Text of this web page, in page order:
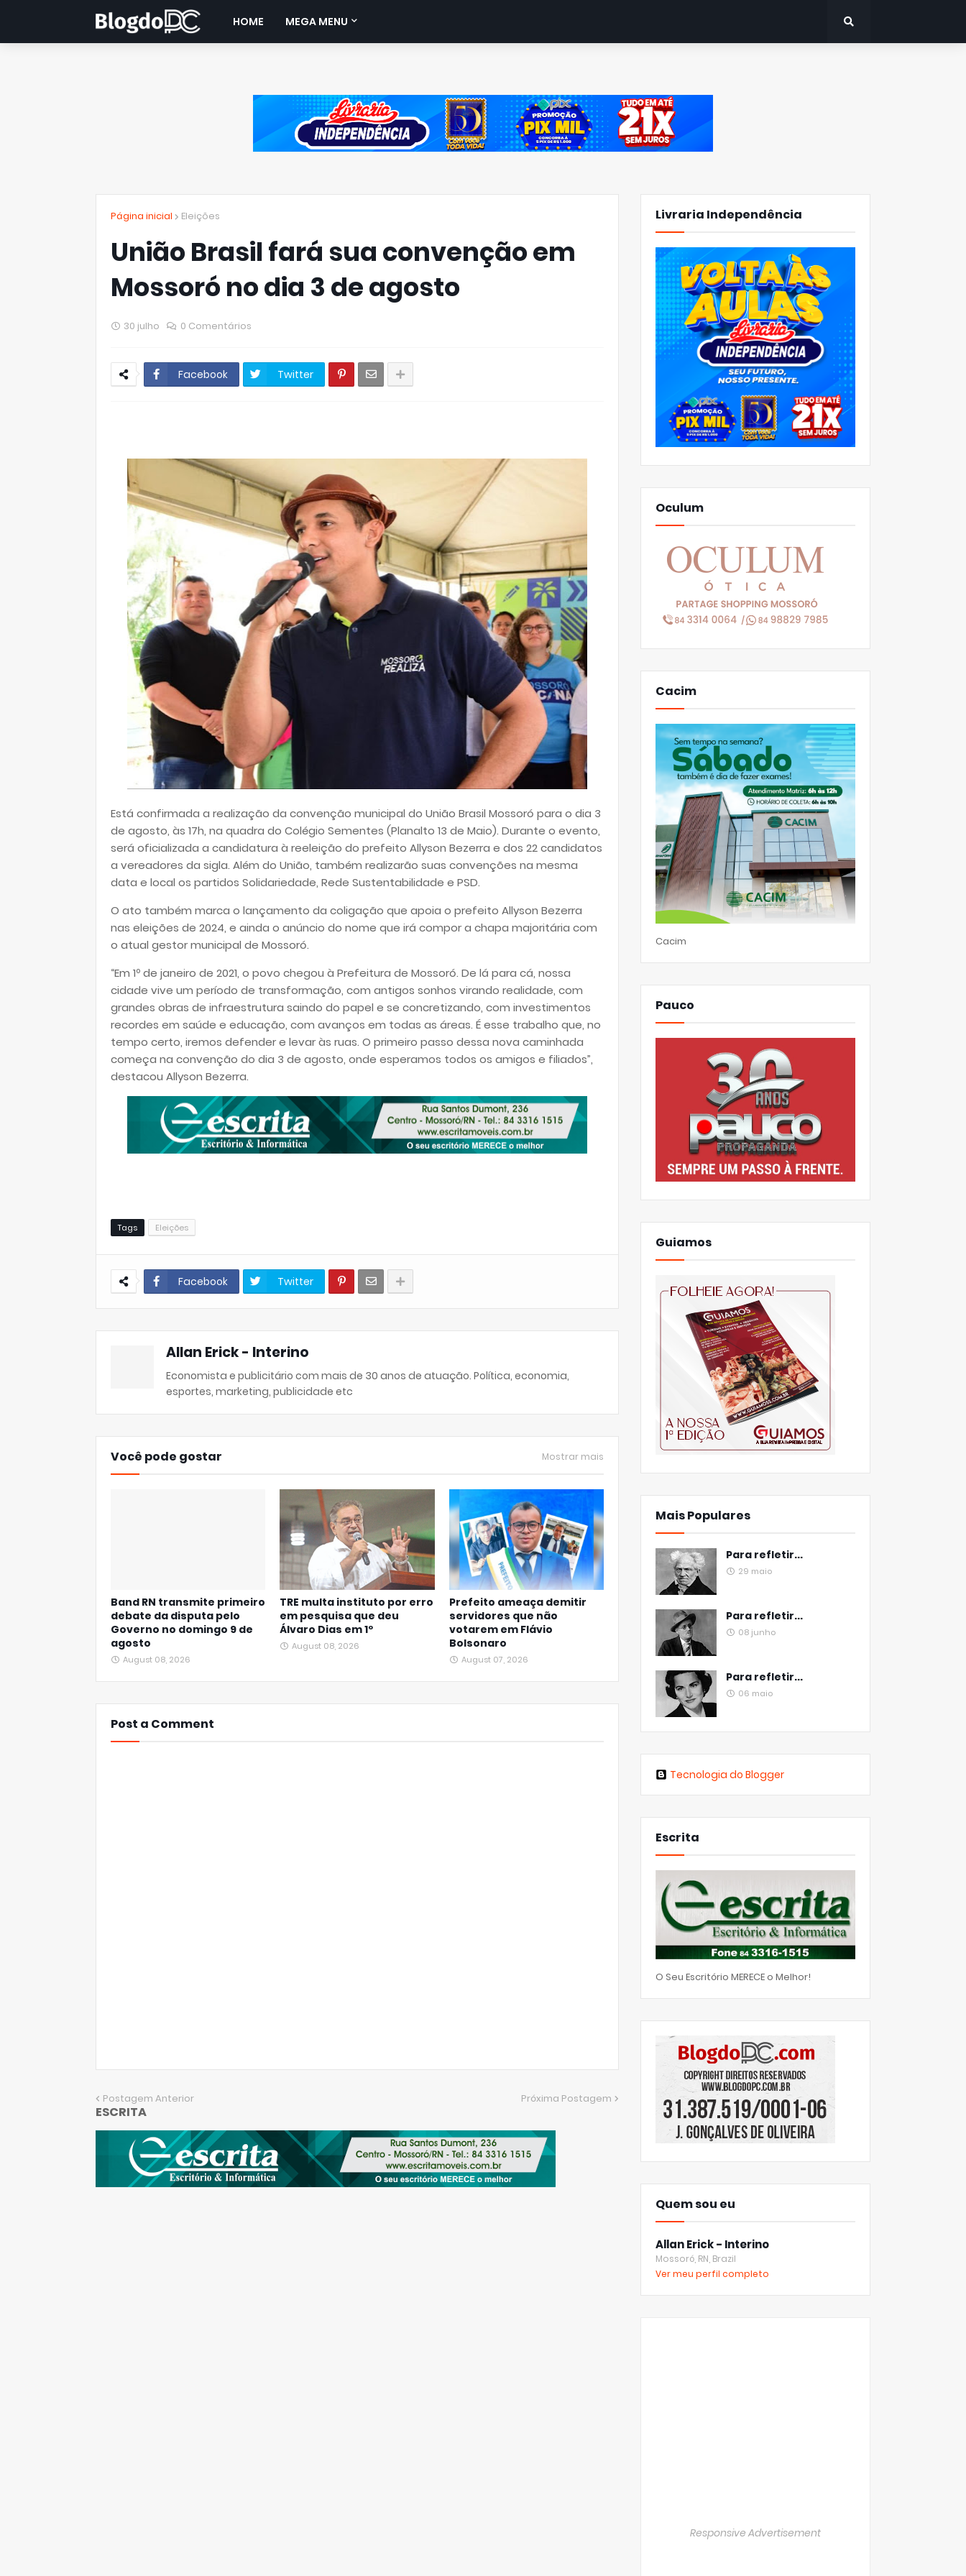
HOME MEGA MENU
Página inicial Eleições
União Brasil fará sua convenção em
Mossoró no dia 3 de agosto
30 julho 0 Comentários
Facebook Twitter
Está confirmada a realização da convenção municipal do União Brasil Mossoró para o dia 3
de agosto, às 17h, na quadra do Colégio Sementes (Planalto 13 de Maio). Durante o evento,
será oficializada a candidatura à reeleição do prefeito Allyson Bezerra e dos 22 candidatos
a vereadores da sigla. Além do União, também realizarão suas convenções na mesma
data e local os partidos Solidariedade, Rede Sustentabilidade e PSD.
O ato também marca o lançamento da coligação que apoia o prefeito Allyson Bezerra
nas eleições de 2024, e ainda o anúncio do nome que irá compor a chapa majoritária com
o atual gestor municipal de Mossoró.
“Em 1º de janeiro de 2021, o povo chegou à Prefeitura de Mossoró. De lá para cá, nossa
cidade vive um período de transformação, com antigos sonhos virando realidade, com
grandes obras de infraestrutura saindo do papel e se concretizando, com investimentos
recordes em saúde e educação, com avanços em todas as áreas. É esse trabalho que, no
tempo certo, iremos defender e levar às ruas. O primeiro passo dessa nova caminhada
começa na convenção do dia 3 de agosto, onde esperamos todos os amigos e filiados”,
destacou Allyson Bezerra.
Tags Eleições
Facebook Twitter
Allan Erick - Interino
Economista e publicitário com mais de 30 anos de atuação. Política, economia,
esportes, marketing, publicidade etc
Você pode gostar Mostrar mais
Band RN transmite primeiro
debate da disputa pelo
Governo no domingo 9 de
agosto
August 08, 2026
TRE multa instituto por erro
em pesquisa que deu
Álvaro Dias em 1º
August 08, 2026
Prefeito ameaça demitir
servidores que não
votarem em Flávio
Bolsonaro
August 07, 2026
Post a Comment
Postagem Anterior Próxima Postagem
ESCRITA
Livraria Independência
Oculum
Cacim
Cacim
Pauco
Guiamos
Mais Populares
Para refletir...
29 maio
Para refletir...
08 junho
Para refletir...
06 maio
Tecnologia do Blogger
Escrita
O Seu Escritório MERECE o Melhor!
Quem sou eu
Allan Erick - Interino
Mossoró, RN, Brazil
Ver meu perfil completo
Responsive Advertisement